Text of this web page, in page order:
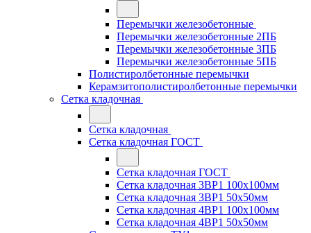
Перемычки железобетонные
Перемычки железобетонные 2ПБ
Перемычки железобетонные 3ПБ
Перемычки железобетонные 5ПБ
Полистиролбетонные перемычки
Керамзитополистиролбетонные перемычки
Сетка кладочная
Сетка кладочная
Сетка кладочная ГОСТ
Сетка кладочная ГОСТ
Сетка кладочная 3ВР1 100x100мм
Сетка кладочная 3ВР1 50x50мм
Сетка кладочная 4ВР1 100x100мм
Сетка кладочная 4ВР1 50x50мм